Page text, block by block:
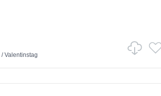
/Valentinstag